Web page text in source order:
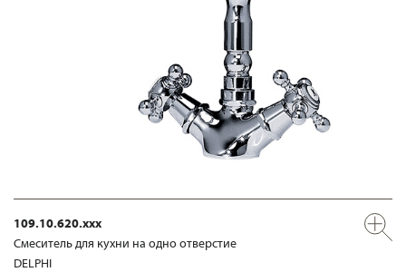
109.10.620.xxx
Смеситель для кухни на одно отверстие
DELPHI